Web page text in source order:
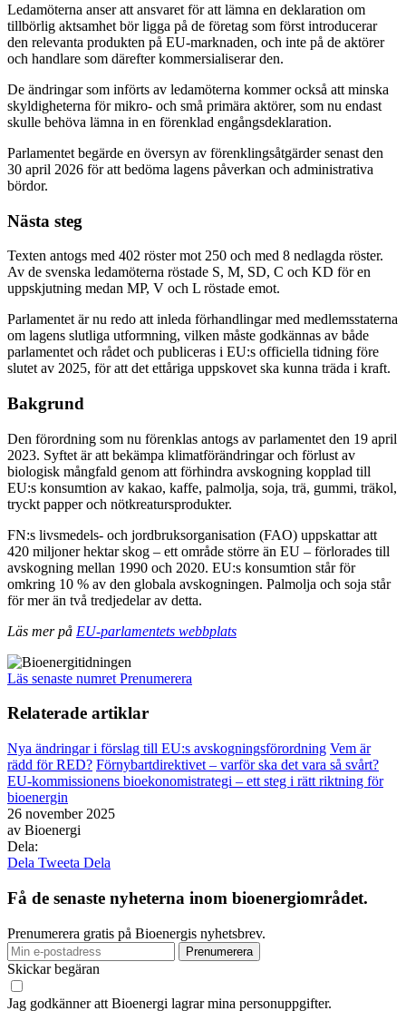
Ledamöterna anser att ansvaret för att lämna en deklaration om
tillbörlig aktsamhet bör ligga på de företag som först introducerar
den relevanta produkten på EU-marknaden, och inte på de aktörer
och handlare som därefter kommersialiserar den.
De ändringar som införts av ledamöterna kommer också att minska
skyldigheterna för mikro- och små primära aktörer, som nu endast
skulle behöva lämna in en förenklad engångsdeklaration.
Parlamentet begärde en översyn av förenklingsåtgärder senast den
30 april 2026 för att bedöma lagens påverkan och administrativa
bördor.
Nästa steg
Texten antogs med 402 röster mot 250 och med 8 nedlagda röster.
Av de svenska ledamöterna röstade S, M, SD, C och KD för en
uppskjutning medan MP, V och L röstade emot.
Parlamentet är nu redo att inleda förhandlingar med medlemsstaterna
om lagens slutliga utformning, vilken måste godkännas av både
parlamentet och rådet och publiceras i EU:s officiella tidning före
slutet av 2025, för att det ettåriga uppskovet ska kunna träda i kraft.
Bakgrund
Den förordning som nu förenklas antogs av parlamentet den 19 april
2023. Syftet är att bekämpa klimatförändringar och förlust av
biologisk mångfald genom att förhindra avskogning kopplad till
EU:s konsumtion av kakao, kaffe, palmolja, soja, trä, gummi, träkol,
tryckt papper och nötkreatursprodukter.
FN:s livsmedels- och jordbruksorganisation (FAO) uppskattar att
420 miljoner hektar skog – ett område större än EU – förlorades till
avskogning mellan 1990 och 2020. EU:s konsumtion står för
omkring 10 % av den globala avskogningen. Palmolja och soja står
för mer än två tredjedelar av detta.
Läs mer på EU-parlamentets webbplats
Läs senaste numret Prenumerera
Relaterade artiklar
Nya ändringar i förslag till EU:s avskogningsförordning Vem är
rädd för RED? Förnybartdirektivet – varför ska det vara så svårt?
EU-kommissionens bioekonomistrategi – ett steg i rätt riktning för
bioenergin
26 november 2025
av Bioenergi
Dela:
Dela Tweeta Dela
Få de senaste nyheterna inom bioenergiområdet.
Prenumerera gratis på Bioenergis nyhetsbrev.
Skickar begäran
Jag godkänner att Bioenergi lagrar mina personuppgifter.